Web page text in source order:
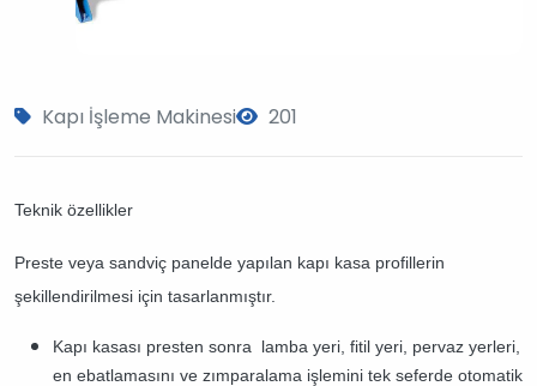
Kapı İşleme Makinesi 201
Teknik özellikler
Preste veya sandviç panelde yapılan kapı kasa profillerin
şekillendirilmesi için tasarlanmıştır.
Kapı kasası presten sonra lamba yeri, fitil yeri, pervaz yerleri,
en ebatlamasını ve zımparalama işlemini tek seferde otomatik